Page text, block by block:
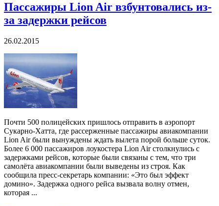
Пассажиры Lion Air взбунтовались из-
за задержки рейсов
26.02.2015
Почти 500 полицейских пришлось отправить в аэропорт
Сукарно-Хатта, где рассерженные пассажиры авиакомпании
Lion Air были вынуждены ждать вылета порой больше суток.
Более 6 000 пассажиров лоукостера Lion Air столкнулись с
задержками рейсов, которые были связаны с тем, что три
самолёта авиакомпании были выведены из строя. Как
сообщила пресс-секретарь компании: «Это был эффект
домино». Задержка одного рейса вызвала волну отмен,
которая ...